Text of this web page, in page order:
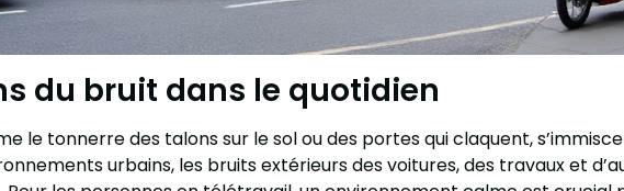
du bruit dans le quotidien
le tonnerre des talons sur le sol ou des portes qui claquent,
urbains, les bruits extérieurs des voitures, des travaux et